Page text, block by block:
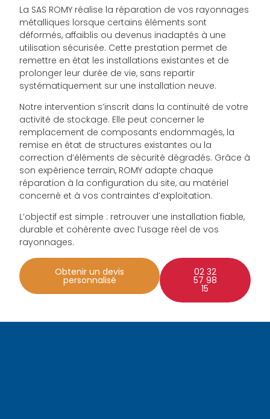
La SAS ROMY réalise la réparation de vos rayonnages
métalliques lorsque certains éléments sont
déformés, affaiblis ou devenus inadaptés à une
utilisation sécurisée. Cette prestation permet de
remettre en état les installations existantes et de
prolonger leur durée de vie, sans repartir
systématiquement sur une installation neuve.
Notre intervention s’inscrit dans la continuité de votre
activité de stockage. Elle peut concerner le
remplacement de composants endommagés, la
remise en état de structures existantes ou la
correction d’éléments de sécurité dégradés. Grâce à
son expérience terrain, ROMY adapte chaque
réparation à la configuration du site, au matériel
concerné et à vos contraintes d’exploitation.
L’objectif est simple : retrouver une installation fiable,
durable et cohérente avec l’usage réel de vos
rayonnages.
Obtenir un devis
personnalisé
02 32
57 98
15